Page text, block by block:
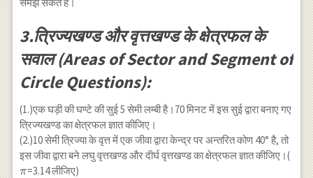
3.त्रिज्यखण्ड और वृत्तखण्ड के क्षेत्रफल के
सवाल (Areas of Sector and Segment of
Circle Questions):
(1.)एक घड़ी की घण्टे की सुई 5 सेमी लम्बी है।70 मिनट में इस सुई द्वारा बनाए गए
त्रिज्यखण्ड का क्षेत्रफल ज्ञात कीजिए।
(2.)10 सेमी त्रिज्या के वृत्त में एक जीवा द्वारा केन्द्र पर अन्तरित कोण 40° है, तो
इस जीवा द्वारा बने लघु वृत्तखण्ड और दीर्घ वृत्तखण्ड का क्षेत्रफल ज्ञात कीजिए।(\pi
π=3.14 लीजिए)